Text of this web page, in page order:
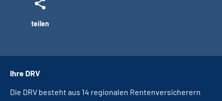
teilen
Ihre DRV
Die DRV besteht aus 14 regionalen Rentenversicherern